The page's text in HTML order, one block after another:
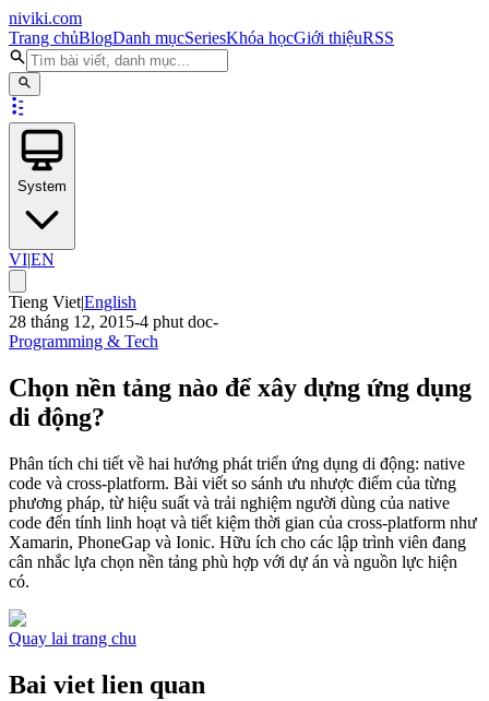
niviki.com
Trang chủBlogDanh mụcSeriesKhóa họcGiới thiệuRSS
System
VI|EN
Tieng Viet|English
28 tháng 12, 2015-4 phut doc-
Programming & Tech
Chọn nền tảng nào để xây dựng ứng dụng
di động?
Phân tích chi tiết về hai hướng phát triển ứng dụng di động: native
code và cross-platform. Bài viết so sánh ưu nhược điểm của từng
phương pháp, từ hiệu suất và trải nghiệm người dùng của native
code đến tính linh hoạt và tiết kiệm thời gian của cross-platform như
Xamarin, PhoneGap và Ionic. Hữu ích cho các lập trình viên đang
cân nhắc lựa chọn nền tảng phù hợp với dự án và nguồn lực hiện
có.
Quay lai trang chu
Bai viet lien quan